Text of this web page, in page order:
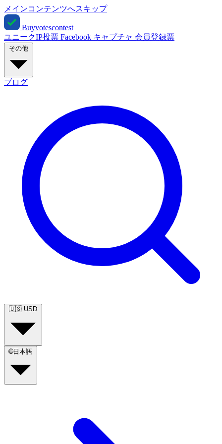
メインコンテンツへスキップ
Buyvotescontest
ユニークIP投票 Facebook キャプチャ 会員登録票
ブログ
🇺🇸 USD
🌐日本語